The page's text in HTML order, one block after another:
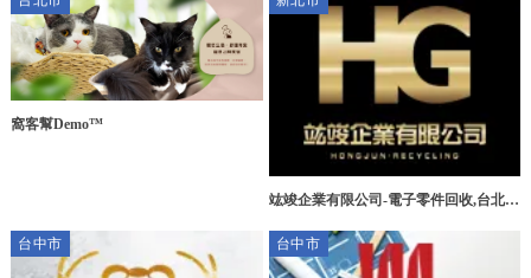
窩客幫Demo™
竑竣企業有限公司-電子零件回收,台北電
電子零件回收
台中市 台中市